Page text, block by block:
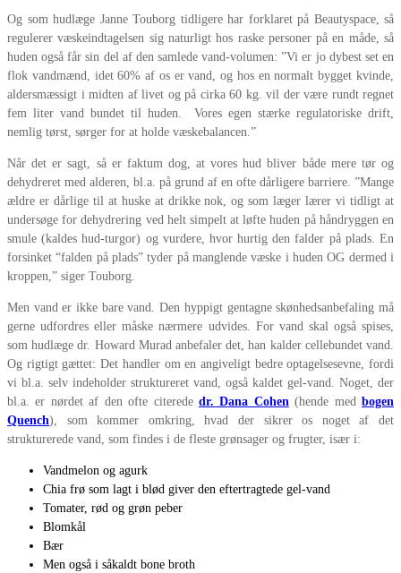
Og som hudlæge Janne Touborg tidligere har forklaret på Beautyspace, så
regulerer væskeindtagelsen sig naturligt hos raske personer på en måde, så
huden også får sin del af den samlede vand-volumen: ”Vi er jo dybest set en
flok vandmænd, idet 60% af os er vand, og hos en normalt bygget kvinde,
aldersmæssigt i midten af livet og på cirka 60 kg. vil der være rundt regnet
fem liter vand bundet til huden. Vores egen stærke regulatoriske drift,
nemlig tørst, sørger for at holde væskebalancen.”
Når det er sagt, så er faktum dog, at vores hud bliver både mere tør og
dehydreret med alderen, bl.a. på grund af en ofte dårligere barriere. ”Mange
ældre er dårlige til at huske at drikke nok, og som læger lærer vi tidligt at
undersøge for dehydrering ved helt simpelt at løfte huden på håndryggen en
smule (kaldes hud-turgor) og vurdere, hvor hurtig den falder på plads. En
forsinket “falden på plads” tyder på manglende væske i huden OG dermed i
kroppen,” siger Touborg.
Men vand er ikke bare vand. Den hyppigt gentagne skønhedsanbefaling må
gerne udfordres eller måske nærmere udvides. For vand skal også spises,
som hudlæge dr. Howard Murad anbefaler det, han kalder cellebundet vand.
Og rigtigt gættet: Det handler om en angiveligt bedre optagelsesevne, fordi
vi bl.a. selv indeholder struktureret vand, også kaldet gel-vand. Noget, der
bl.a. er nørdet af den ofte citerede dr. Dana Cohen(hende medbogen
Quench), som kommer omkring, hvad der sikrer os noget af det
strukturerede vand, som findes i de fleste grønsager og frugter, især i:
Vandmelon og agurk
Chia frø som lagt i blød giver den eftertragtede gel-vand
Tomater, rød og grøn peber
Blomkål
Bær
Men også i såkaldt bone broth